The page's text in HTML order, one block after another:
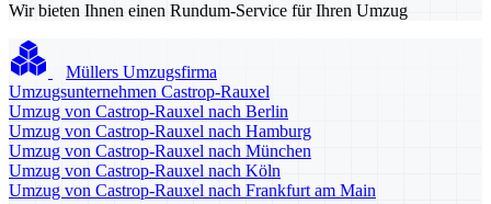
Wir bieten Ihnen einen Rundum-Service für Ihren Umzug
Müllers Umzugsfirma
Umzugsunternehmen Castrop-Rauxel
Umzug von Castrop-Rauxel nach Berlin
Umzug von Castrop-Rauxel nach Hamburg
Umzug von Castrop-Rauxel nach München
Umzug von Castrop-Rauxel nach Köln
Umzug von Castrop-Rauxel nach Frankfurt am Main